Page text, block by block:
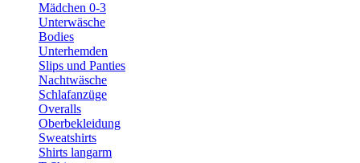
Mädchen 0-3
Unterwäsche
Bodies
Unterhemden
Slips und Panties
Nachtwäsche
Schlafanzüge
Overalls
Oberbekleidung
Sweatshirts
Shirts langarm